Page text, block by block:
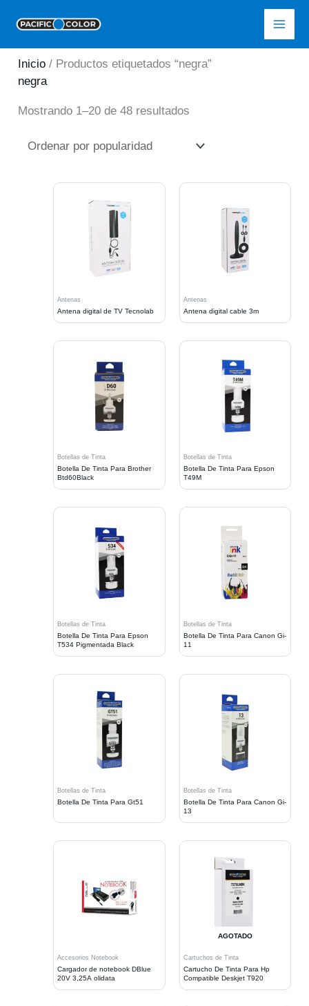
contenido
Inicio / Productos etiquetados “negra”
negra
Mostrando 1–20 de 48 resultados
popularidad
Antenas
Antena digital de TV Tecnolab
Antenas
Antena digital cable 3m
Botellas de Tinta
Botella De Tinta Para Brother
Btd60Black
Botellas de Tinta
Botella De Tinta Para Epson
T49M
Botellas de Tinta
Botella De Tinta Para Epson
T534 Pigmentada Black
Botellas de Tinta
Botella De Tinta Para Canon Gi-
11
Botellas de Tinta
Botella De Tinta Para Gt51
Botellas de Tinta
Botella De Tinta Para Canon Gi-
13
Accesorios Notebook
Cargador de notebook DBlue
20V 3,25A olidata
AGOTADO
Cartuchos de Tinta
Cartucho De Tinta Para Hp
Compatible Deskjet T920